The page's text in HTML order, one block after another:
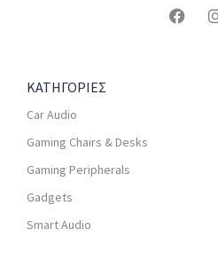
ΚΑΤΗΓΟΡΙΕΣ
Car Audio
Gaming Chairs & Desks
Gaming Peripherals
Gadgets
Smart Audio